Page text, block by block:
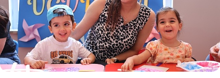
Instagram
Youtube